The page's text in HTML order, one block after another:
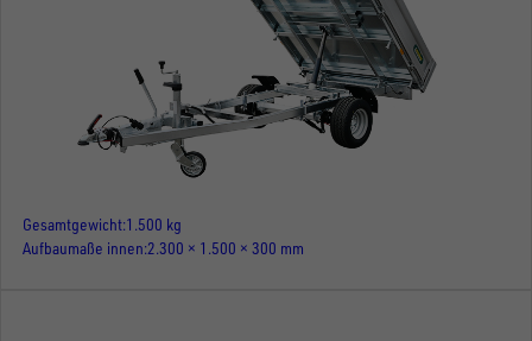
Gesamtgewicht 1.500 kg
Aufbaumaße innen 2.300 × 1.500 × 300 mm